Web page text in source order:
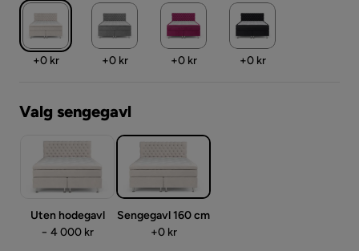
Pris
+0 kr Pris
+0 kr Pris
+0 kr Pris
+0 kr
Valg sengegavl
Uten hodegavl
Pris
− 4 000 kr
Sengegavl 160 cm
Pris
+0 kr